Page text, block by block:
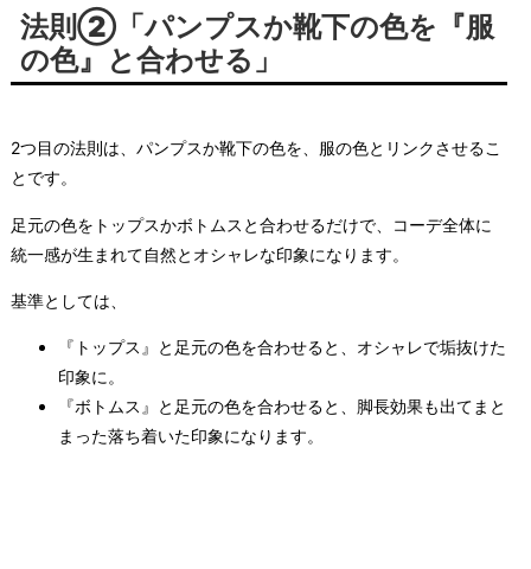
法則②「パンプスか靴下の色を『服
の色』と合わせる」
2つ目の法則は、パンプスか靴下の色を、服の色とリンクさせるこ
とです。
足元の色をトップスかボトムスと合わせるだけで、コーデ全体に
統一感が生まれて自然とオシャレな印象になります。
基準としては、
『トップス』と足元の色を合わせると、オシャレで垢抜けた
印象に。
『ボトムス』と足元の色を合わせると、脚長効果も出てまと
まった落ち着いた印象になります。